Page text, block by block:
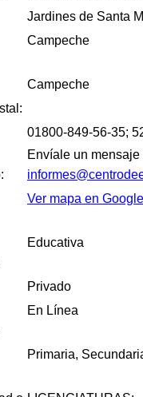
Jardines de Santa
Campeche
Campeche
01800-849-56-35;
Envíale un
Ver mapa en
Educativa
Privado
En Línea
Primaria,